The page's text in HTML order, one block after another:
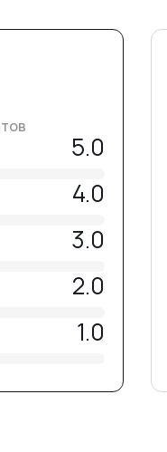
5.0
4.0
3.0
2.0
1.0